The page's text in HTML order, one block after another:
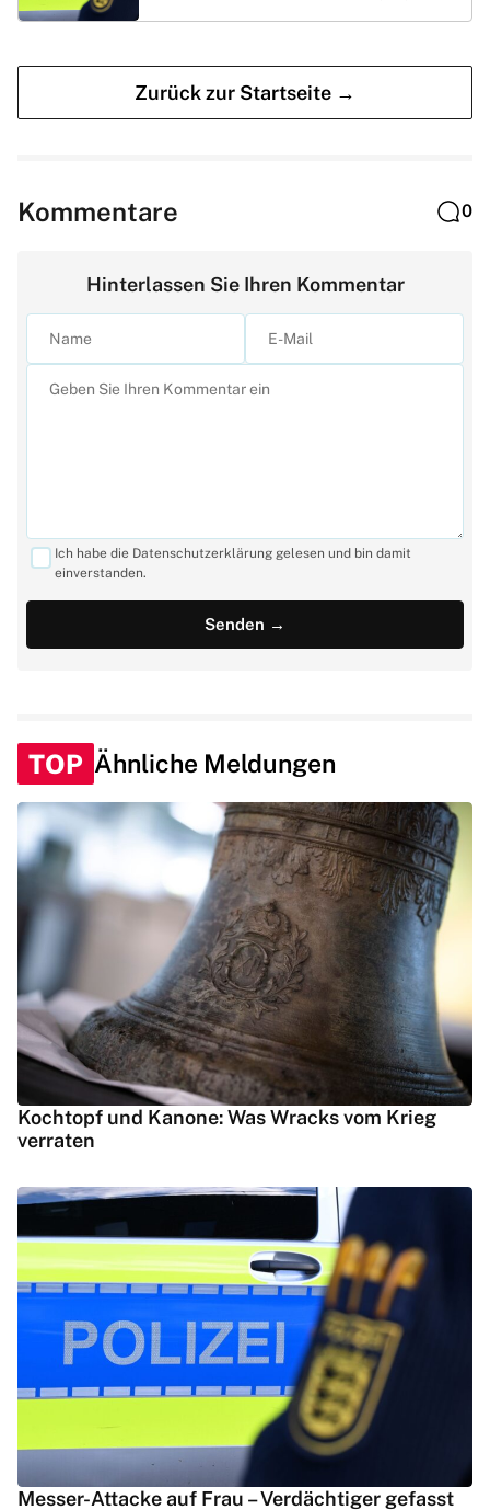
Zurück zur Startseite →
Kommentare 0
Hinterlassen Sie Ihren Kommentar
Ich habe die Datenschutzerklärung gelesen und bin damit
einverstanden.
TOP Ähnliche Meldungen
Kochtopf und Kanone: Was Wracks vom Krieg
verraten
Messer-Attacke auf Frau – Verdächtiger gefasst